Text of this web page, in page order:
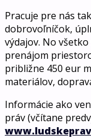
Pracuje pre nás
dobrovoľníčok,
výdajov. No
prenájom
približne 450 eur
materiálov,
Informácie ako
práv (včítane